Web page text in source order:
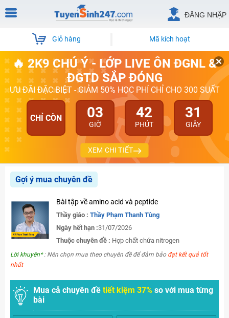
ĐĂNG NHẬP
Giỏ hàng Mã kích hoạt
🔥 2K9 CHÚ Ý - LỚP LIVE ÔN ĐGNL &
ĐGTD SẮP ĐÓNG
ƯU ĐÃI ĐẶC BIỆT - GIẢM 50% HỌC PHÍ CHỈ CHO 300 SUẤT
CHỈ CÒN 03
GIỜ
42
PHÚT
30
GIÂY
XEM CHI TIẾT
Gợi ý mua chuyên đề
Bài tập về amino acid và peptide
Thầy giáo : Thầy Phạm Thanh Tùng
Ngày hết hạn :31/07/2026
Thuộc chuyên đề : Hợp chất chứa nitrogen
Lời khuyên*: Nên chọn mua theo chuyên đề để đảm bảo đạt kết quả tốt
nhất
Mua cả chuyên đề tiết kiệm 37% so với mua từng
bài